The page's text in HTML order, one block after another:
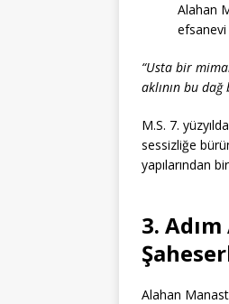
Alahan
“Usta bir
aklının bu
M.S. 7.
sessizliğe
yapılarından
3.
Alahan